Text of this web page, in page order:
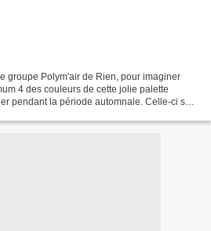
groupe Polym'air de Rien, pour imaginer
4 des couleurs de cette jolie palette
pendant la période automnale. Celle-ci se